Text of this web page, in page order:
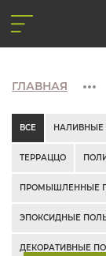
ГЛАВНАЯ
ВСЕ НАЛИВНЫЕ
ТЕРРАЦЦО
ПРОМЫШЛЕННЫЕ
ЭПОКСИДНЫЕ
ДЕКОРАТИВНЫЕ